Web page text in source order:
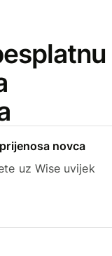
novca
uz Wise uvijek